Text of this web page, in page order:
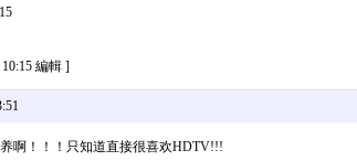
編輯 ]
啊！！！只知道直接很喜欢HDTV!!!